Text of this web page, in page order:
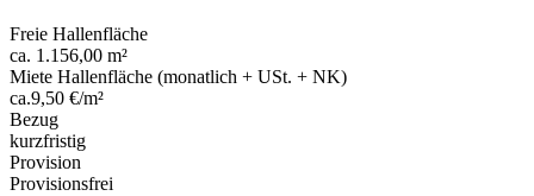
Freie Hallenfläche
ca. 1.156,00 m²
Miete Hallenfläche (monatlich + USt. + NK)
ca.9,50 €/m²
Bezug
kurzfristig
Provision
Provisionsfrei